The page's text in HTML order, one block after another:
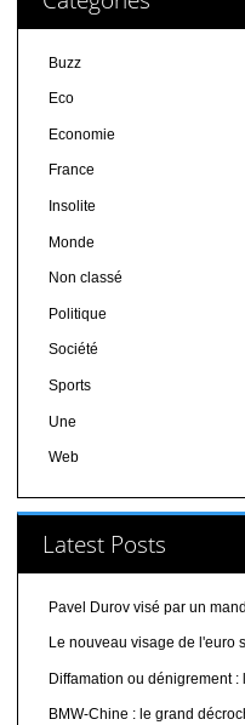
Buzz
Eco
Economie
France
Insolite
Monde
Non classé
Politique
Société
Sports
Une
Web
Latest Posts
Pavel Durov visé par un
Le nouveau visage de l'euro
Diffamation ou dénigrement
BMW-Chine : le grand